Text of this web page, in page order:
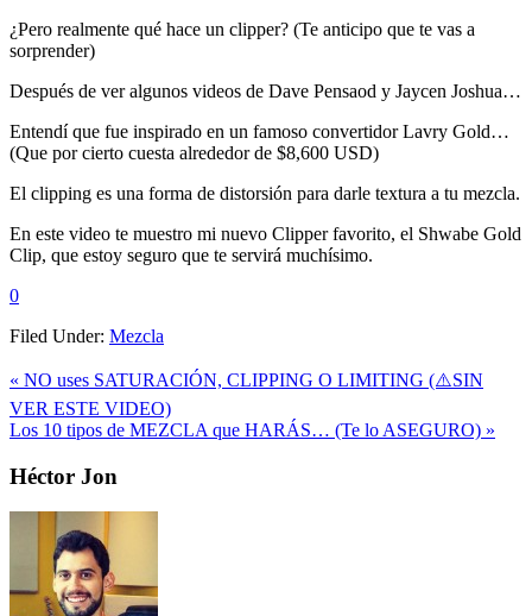
¿Pero realmente qué hace un clipper? (Te anticipo que te vas a
sorprender)
Después de ver algunos videos de Dave Pensaod y Jaycen Joshua…
Entendí que fue inspirado en un famoso convertidor Lavry Gold…
(Que por cierto cuesta alrededor de $8,600 USD)
El clipping es una forma de distorsión para darle textura a tu mezcla.
En este video te muestro mi nuevo Clipper favorito, el Shwabe Gold
Clip, que estoy seguro que te servirá muchísimo.
0
Filed Under: Mezcla
Previous
« NO uses SATURACIÓN, CLIPPING O LIMITING (⚠️SIN
VER ESTE VIDEO)
Next
Los 10 tipos de MEZCLA que HARÁS… (Te lo ASEGURO) »
Primary
Sidebar
Héctor Jon